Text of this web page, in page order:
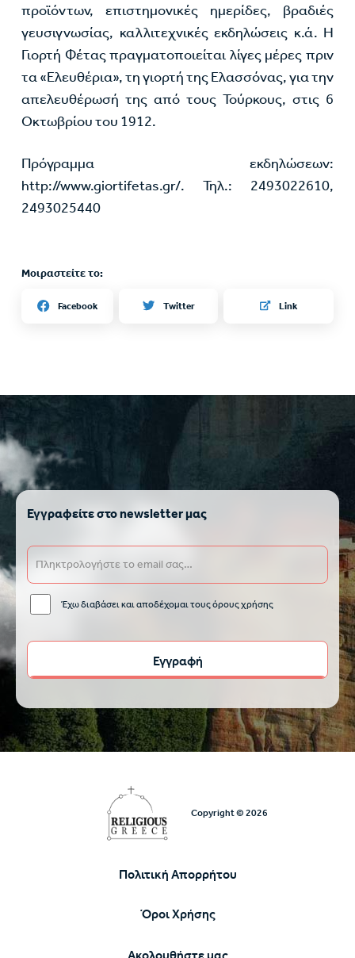
προϊόντων, επιστημονικές ημερίδες, βραδιές
γευσιγνωσίας, καλλιτεχνικές εκδηλώσεις κ.ά. Η
Γιορτή Φέτας πραγματοποιείται λίγες μέρες πριν
τα «Ελευθέρια», τη γιορτή της Ελασσόνας, για την
απελευθέρωσή της από τους Τούρκους, στις 6
Οκτωβρίου του 1912.
Πρόγραμμα εκδηλώσεων:
http://www.giortifetas.gr/. Τηλ.: 2493022610,
2493025440
Μοιραστείτε το:
Facebook Twitter Link
Εγγραφείτε στο newsletter μας
Έχω διαβάσει και αποδέχομαι τους όρους χρήσης
Copyright © 2026
Υποσέλιδο
Πολιτική Απορρήτου
Όροι Χρήσης